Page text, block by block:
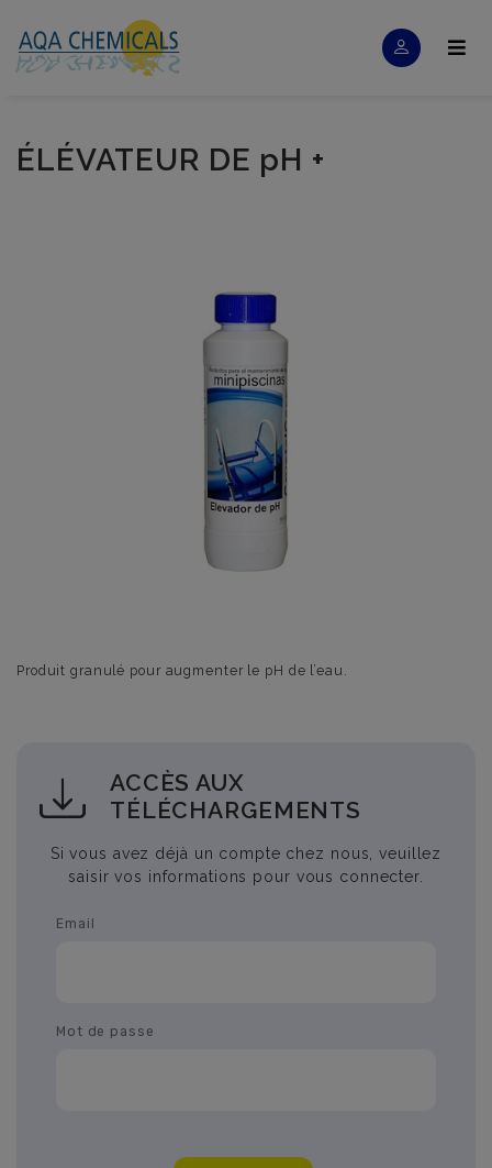
ÉLÉVATEUR DE pH +
Produit granulé pour augmenter le pH de l’eau.
ACCÈS AUX
TÉLÉCHARGEMENTS
Si vous avez déjà un compte chez nous, veuillez
saisir vos informations pour vous connecter.
Email
Mot de passe